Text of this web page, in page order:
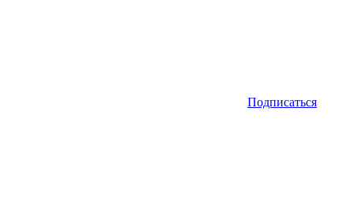
Подписаться